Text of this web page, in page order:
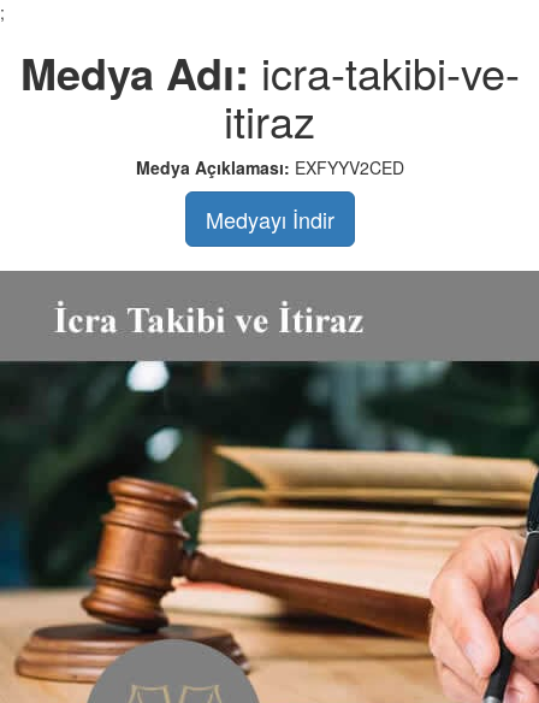
;
Medya Adı: icra-takibi-ve-
itiraz
Medya Açıklaması: EXFYYV2CED
Medyayı İndir